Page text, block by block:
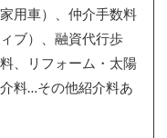
用車）、仲介手数料
ブ）、融資代行歩
、リフォーム・太陽
料…その他紹介料あ